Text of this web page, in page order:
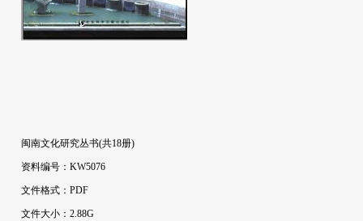
闽南文化研究丛书(共18册)
资料编号：KW5076
文件格式：PDF
文件大小：2.88G